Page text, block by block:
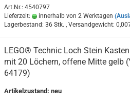
Art.Nr.: 4540797
Lieferzeit:
innerhalb von 2 Werktagen
Lagerbestand: 36 Stk. , Versandgewicht:
LEGO® Technic Loch Stein
mit 20 Löchern, offene Mitte gelb
64179)
Artikelzustand: neu